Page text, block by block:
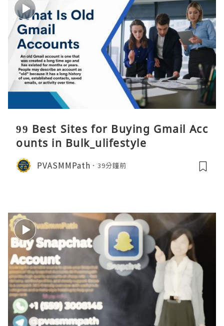
99 Best Sites for Buying Gmail Acc
ounts in Bulk_ulifestyle
PVASMMPath 39分鐘前